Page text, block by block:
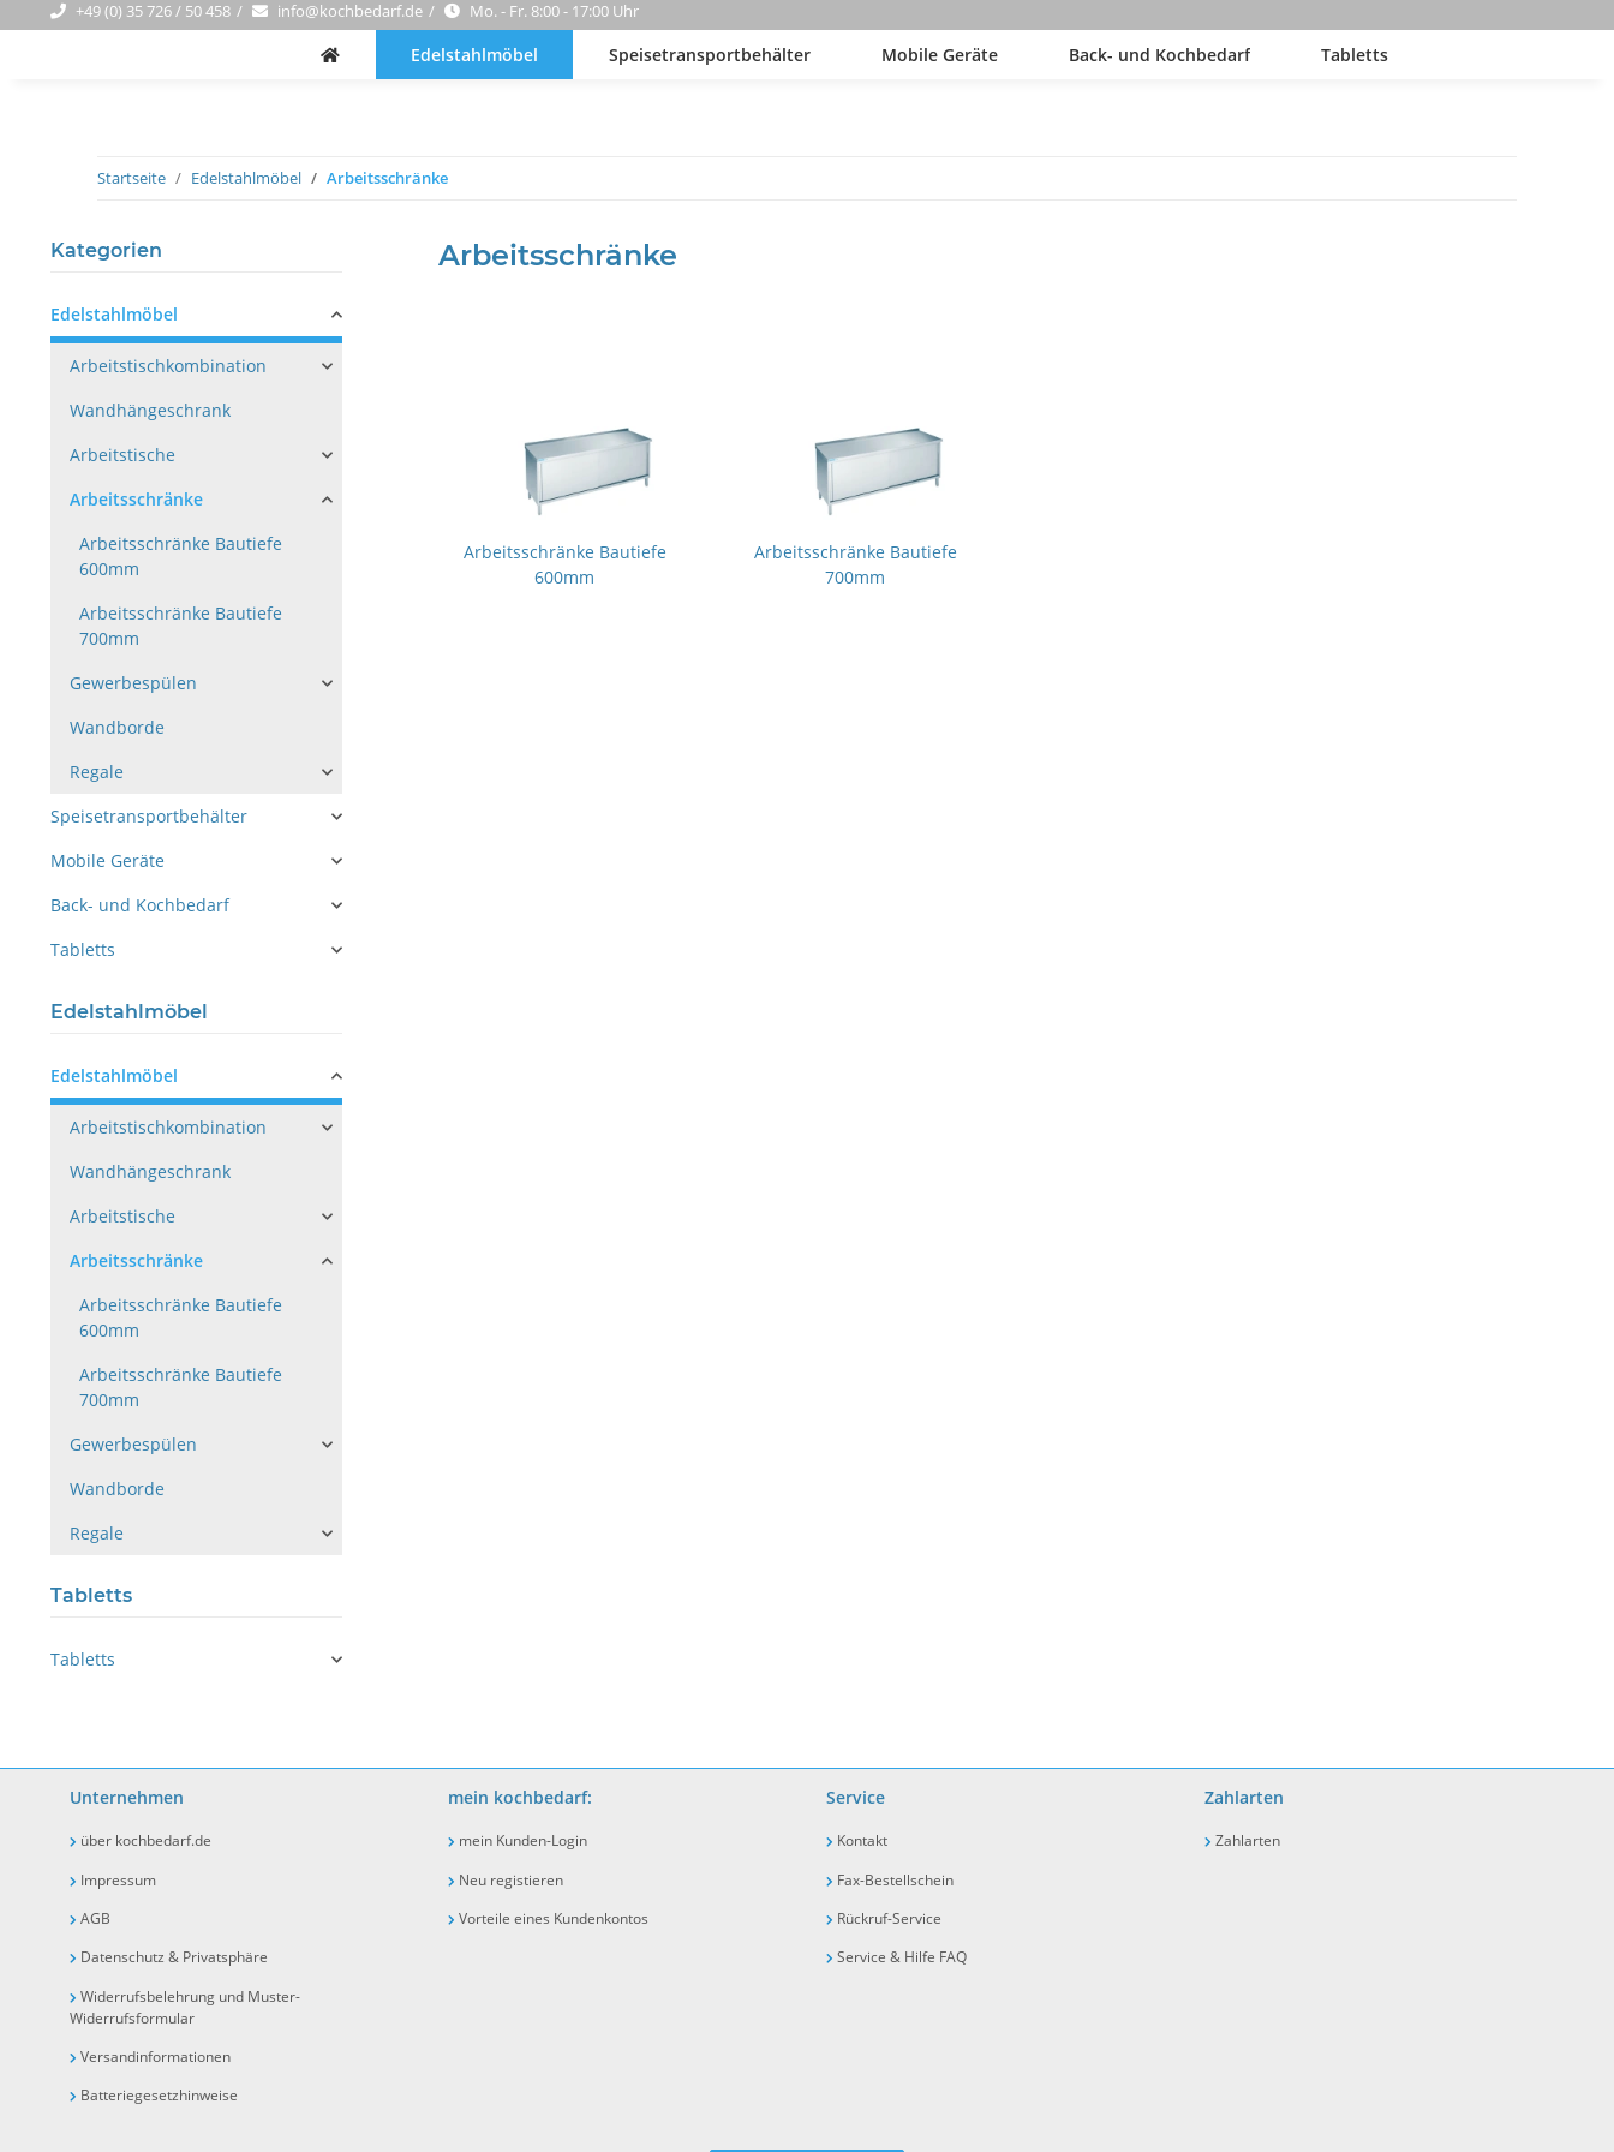
+49 (0) 35 726 / 50 458 info@kochbedarf.de Mo. - Fr. 8:00 - 17:00 Uhr
Edelstahlmöbel Speisetransportbehälter Mobile Geräte Back- und Kochbedarf Tabletts
Startseite Edelstahlmöbel Arbeitsschränke
Arbeitsschränke
Arbeitsschränke Bautiefe
600mm
Arbeitsschränke Bautiefe
700mm
Kategorien
Edelstahlmöbel
Arbeitstischkombination
Wandhängeschrank
Arbeitstische
Arbeitsschränke
Arbeitsschränke Bautiefe
600mm
Arbeitsschränke Bautiefe
700mm
Gewerbespülen
Wandborde
Regale
Speisetransportbehälter
Mobile Geräte
Back- und Kochbedarf
Tabletts
Edelstahlmöbel
Edelstahlmöbel
Arbeitstischkombination
Wandhängeschrank
Arbeitstische
Arbeitsschränke
Arbeitsschränke Bautiefe
600mm
Arbeitsschränke Bautiefe
700mm
Gewerbespülen
Wandborde
Regale
Tabletts
Tabletts
Unternehmen
über kochbedarf.de
Impressum
AGB
Datenschutz & Privatsphäre
Widerrufsbelehrung und Muster-
Widerrufsformular
Versandinformationen
Batteriegesetzhinweise
mein kochbedarf:
mein Kunden-Login
Neu registieren
Vorteile eines Kundenkontos
Service
Kontakt
Fax-Bestellschein
Rückruf-Service
Service & Hilfe FAQ
Zahlarten
Zahlarten